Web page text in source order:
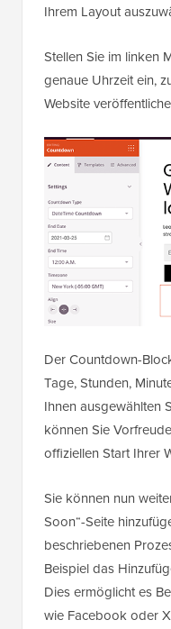
Ihrem Layout
Stellen Sie im linken
genaue Uhrzeit ein,
Website
Der Countdown-
Tage, Stunden,
Ihnen ausgewählten
können Sie
offiziellen Start Ihrer
Sie können nun
Soon“-Seite
beschriebenen
Beispiel das
Dies ermöglicht es
wie Facebook oder